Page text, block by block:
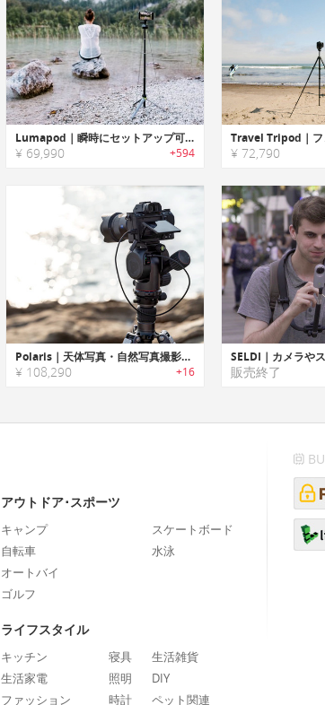
Lumapod｜瞬時にセットアップ可能なポータブルトライポッド「ルマポッド」
¥ 69,990 +594 ¥ 72,790
Polaris｜天体写真・自然写真撮影に最適なスマート電動トライポッドヘッド「ポラリス」
¥ 108,290 +16 販売終了
アウトドア･スポーツ
キャンプ
自転車
オートバイ
ゴルフ
スケートボード
水泳
ライフスタイル
キッチン
生活家電
ファッション
寝具
照明
時計
生活雑貨
DIY
ペット関連